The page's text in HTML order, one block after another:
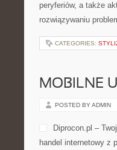
peryferiów, a także
rozwiązywaniu
CATEGORIES:
MOBILNE
POSTED BY ADMIN
Diprocon.pl –
handel internetowy z